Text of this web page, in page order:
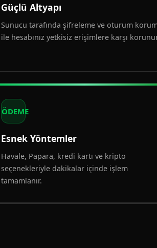
Güçlü Altyapı
Sunucu tarafında şifreleme ve oturum
ile hesabınız yetkisiz erişimlere karşı
ÖDEME
Esnek Yöntemler
Havale, Papara, kredi kartı ve kripto
seçenekleriyle dakikalar içinde işlem
tamamlanır.